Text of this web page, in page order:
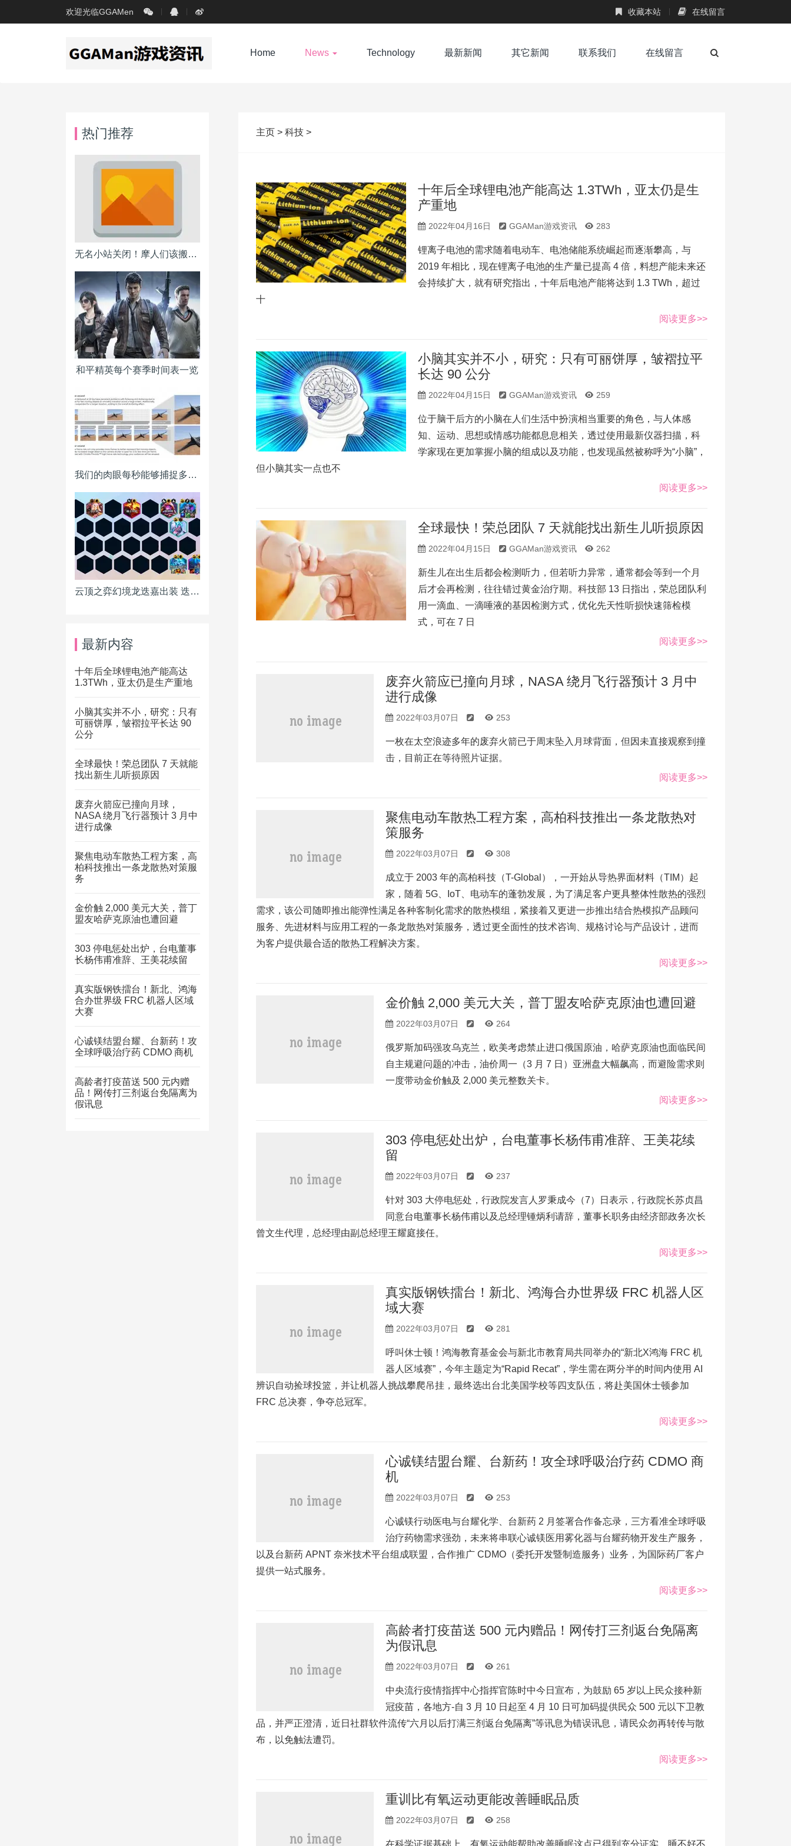
欢迎光临GGAMen 收藏本站 在线留言
Home News Technology 最新新闻 其它新闻 联系我们 在线留言
主页 > 科技>
十年后全球锂电池产能高达 1.3TWh，亚太仍是生
产重地
2022年04月16日 GGAMan游戏资讯 283
锂离子电池的需求随着电动车、电池储能系统崛起而逐渐攀高，与
2019 年相比，现在锂离子电池的生产量已提高 4 倍，料想产能未来还
会持续扩大，就有研究指出，十年后电池产能将达到 1.3 TWh，超过
十
阅读更多>>
小脑其实并不小，研究：只有可丽饼厚，皱褶拉平
长达 90 公分
2022年04月15日 GGAMan游戏资讯 259
位于脑干后方的小脑在人们生活中扮演相当重要的角色，与人体感
知、运动、思想或情感功能都息息相关，透过使用最新仪器扫描，科
学家现在更加掌握小脑的组成以及功能，也发现虽然被称呼为“小脑”，
但小脑其实一点也不
阅读更多>>
全球最快！荣总团队 7 天就能找出新生儿听损原因
2022年04月15日 GGAMan游戏资讯 262
新生儿在出生后都会检测听力，但若听力异常，通常都会等到一个月
后才会再检测，往往错过黄金治疗期。科技部 13 日指出，荣总团队利
用一滴血、一滴唾液的基因检测方式，优化先天性听损快速筛检模
式，可在 7 日
阅读更多>>
废弃火箭应已撞向月球，NASA 绕月飞行器预计 3 月中
进行成像
2022年03月07日 253
一枚在太空浪迹多年的废弃火箭已于周末坠入月球背面，但因未直接观察到撞
击，目前正在等待照片证据。
阅读更多>>
聚焦电动车散热工程方案，高柏科技推出一条龙散热对
策服务
2022年03月07日 308
成立于 2003 年的高柏科技（T-Global），一开始从导热界面材料（TIM）起
家，随着 5G、IoT、电动车的蓬勃发展，为了满足客户更具整体性散热的强烈
需求，该公司随即推出能弹性满足各种客制化需求的散热模组，紧接着又更进一步推出结合热模拟产品顾问
服务、先进材料与应用工程的一条龙散热对策服务，透过更全面性的技术咨询、规格讨论与产品设计，进而
为客户提供最合适的散热工程解决方案。
阅读更多>>
金价触 2,000 美元大关，普丁盟友哈萨克原油也遭回避
2022年03月07日 264
俄罗斯加码强攻乌克兰，欧美考虑禁止进口俄国原油，哈萨克原油也面临民间
自主规避问题的冲击，油价周一（3 月 7 日）亚洲盘大幅飙高，而避险需求则
一度带动金价触及 2,000 美元整数关卡。
阅读更多>>
303 停电惩处出炉，台电董事长杨伟甫准辞、王美花续
留
2022年03月07日 237
针对 303 大停电惩处，行政院发言人罗秉成今（7）日表示，行政院长苏贞昌
同意台电董事长杨伟甫以及总经理锺炳利请辞，董事长职务由经济部政务次长
曾文生代理，总经理由副总经理王耀庭接任。
阅读更多>>
真实版钢铁擂台！新北、鸿海合办世界级 FRC 机器人区
域大赛
2022年03月07日 281
呼叫休士顿！鸿海教育基金会与新北市教育局共同举办的“新北X鸿海 FRC 机
器人区域赛”，今年主题定为“Rapid Recat”，学生需在两分半的时间内使用 AI
辨识自动捡球投篮，并让机器人挑战攀爬吊挂，最终选出台北美国学校等四支队伍，将赴美国休士顿参加
FRC 总决赛，争夺总冠军。
阅读更多>>
心诚镁结盟台耀、台新药！攻全球呼吸治疗药 CDMO 商
机
2022年03月07日 253
心诚镁行动医电与台耀化学、台新药 2 月签署合作备忘录，三方看准全球呼吸
治疗药物需求强劲，未来将串联心诚镁医用雾化器与台耀药物开发生产服务，
以及台新药 APNT 奈米技术平台组成联盟，合作推广 CDMO（委托开发暨制造服务）业务，为国际药厂客户
提供一站式服务。
阅读更多>>
高龄者打疫苗送 500 元内赠品！网传打三剂返台免隔离
为假讯息
2022年03月07日 261
中央流行疫情指挥中心指挥官陈时中今日宣布，为鼓励 65 岁以上民众接种新
冠疫苗，各地方-自 3 月 10 日起至 4 月 10 日可加码提供民众 500 元以下卫教
品，并严正澄清，近日社群软件流传“六月以后打满三剂返台免隔离”等讯息为错误讯息，请民众勿再转传与散
布，以免触法遭罚。
阅读更多>>
重训比有氧运动更能改善睡眠品质
2022年03月07日 258
在科学证据基础上，有氧运动能帮助改善睡眠这点已得到充分证实，睡不好不
热门推荐
无名小站关闭！摩人们该搬到何处？各BLOG平台详细分析报告
和平精英每个赛季时间表一览
我们的肉眼每秒能够捕捉多少画面？
云顶之弈幻境龙迭嘉出装 迭嘉主C阵容搭配推荐
最新内容
十年后全球锂电池产能高达
1.3TWh，亚太仍是生产重地
小脑其实并不小，研究：只有
可丽饼厚，皱褶拉平长达 90
公分
全球最快！荣总团队 7 天就能
找出新生儿听损原因
废弃火箭应已撞向月球，
NASA 绕月飞行器预计 3 月中
进行成像
聚焦电动车散热工程方案，高
柏科技推出一条龙散热对策服
务
金价触 2,000 美元大关，普丁
盟友哈萨克原油也遭回避
303 停电惩处出炉，台电董事
长杨伟甫准辞、王美花续留
真实版钢铁擂台！新北、鸿海
合办世界级 FRC 机器人区域
大赛
心诚镁结盟台耀、台新药！攻
全球呼吸治疗药 CDMO 商机
高龄者打疫苗送 500 元内赠
品！网传打三剂返台免隔离为
假讯息